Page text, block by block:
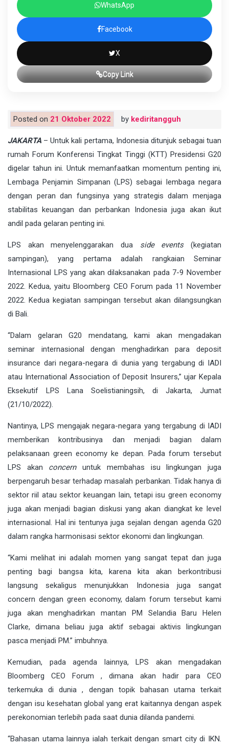
WhatsApp
Facebook
X
Copy Link
Posted on 21 Oktober 2022 by kediritangguh
JAKARTA – Untuk kali pertama, Indonesia ditunjuk sebagai tuan
rumah Forum Konferensi Tingkat Tinggi (KTT) Presidensi G20
digelar tahun ini. Untuk memanfaatkan momentum penting ini,
Lembaga Penjamin Simpanan (LPS) sebagai lembaga negara
dengan peran dan fungsinya yang strategis dalam menjaga
stabilitas keuangan dan perbankan Indonesia juga akan ikut
andil pada gelaran penting ini.
LPS akan menyelenggarakan dua side events(kegiatan
sampingan), yang pertama adalah rangkaian Seminar
Internasional LPS yang akan dilaksanakan pada 7-9 November
2022. Kedua, yaitu Bloomberg CEO Forum pada 11 November
2022. Kedua kegiatan sampingan tersebut akan dilangsungkan
di Bali.
“Dalam gelaran G20 mendatang, kami akan mengadakan
seminar internasional dengan menghadirkan para deposit
insurance dari negara-negara di dunia yang tergabung di IADI
atau International Association of Deposit Insurers,” ujar Kepala
Eksekutif LPS Lana Soelistianingsih, di Jakarta, Jumat
(21/10/2022).
Nantinya, LPS mengajak negara-negara yang tergabung di IADI
memberikan kontribusinya dan menjadi bagian dalam
pelaksanaan green economy ke depan. Pada forum tersebut
LPS akan concernuntuk membahas isu lingkungan juga
berpengaruh besar terhadap masalah perbankan. Tidak hanya di
sektor riil atau sektor keuangan lain, tetapi isu green economy
juga akan menjadi bagian diskusi yang akan diangkat ke level
internasional. Hal ini tentunya juga sejalan dengan agenda G20
dalam rangka harmonisasi sektor ekonomi dan lingkungan.
“Kami melihat ini adalah momen yang sangat tepat dan juga
penting bagi bangsa kita, karena kita akan berkontribusi
langsung sekaligus menunjukkan Indonesia juga sangat
concern dengan green economy, dalam forum tersebut kami
juga akan menghadirkan mantan PM Selandia Baru Helen
Clarke, dimana beliau juga aktif sebagai aktivis lingkungan
pasca menjadi PM.” imbuhnya.
Kemudian, pada agenda lainnya, LPS akan mengadakan
Bloomberg CEO Forum , dimana akan hadir para CEO
terkemuka di dunia , dengan topik bahasan utama terkait
dengan isu kesehatan global yang erat kaitannya dengan aspek
perekonomian terlebih pada saat dunia dilanda pandemi.
“Bahasan utama lainnya ialah terkait dengan smart city di IKN.